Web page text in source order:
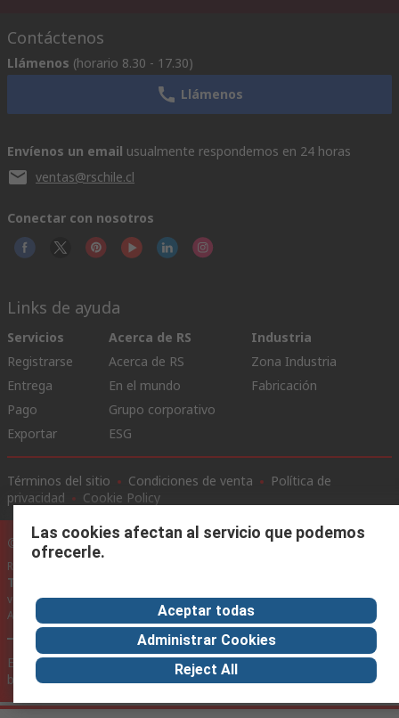
Contáctenos
Llámenos (horario 8.30 - 17.30)
Llámenos
Envíenos un email usualmente respondemos en 24 horas
ventas@rschile.cl
Conectar con nosotros
Links de ayuda
Servicios
Registrarse
Entrega
Pago
Exportar
Acerca de RS
Acerca de RS
En el mundo
Grupo corporativo
ESG
Industria
Zona Industria
Fabricación
Términos del sitio Condiciones de venta
Política de
privacidad
Cookie Policy
©RS Group Ltd. 2020
RS Group Ltda.
Teléfonos
ventas@rschile.cl
Ayuda
Este sitio web ha sido desarrollado por Catalogue solutions Ltd
bajo licencia por RS Group Ltd
Las cookies afectan al servicio que podemos
ofrecerle.
Aceptar todas
Administrar Cookies
Reject All